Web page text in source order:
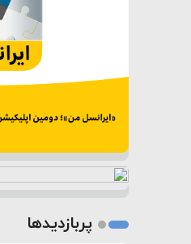
پربازدیدها